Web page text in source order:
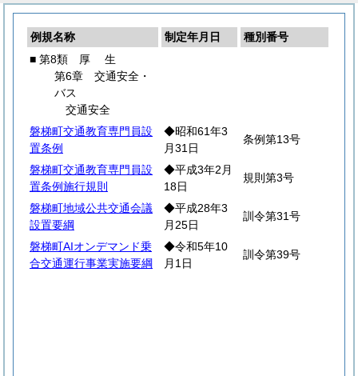
例規名称 制定年月日
種別番号
■ 第8類 厚 生
第6章 交通安全・
バス
交通安全
磐梯町交通教育専門員設
置条例
◆昭和61年3
月31日
条例第13号
磐梯町交通教育専門員設
置条例施行規則
◆平成3年2月
18日
規則第3号
磐梯町地域公共交通会議
設置要綱
◆平成28年3
月25日
訓令第31号
磐梯町AIオンデマンド乗
合交通運行事業実施要綱
◆令和5年10
月1日
訓令第39号